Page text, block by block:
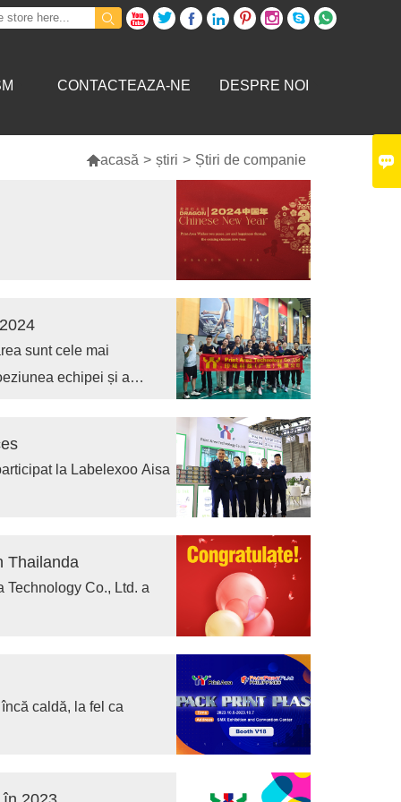
       

CONTACTEAZA-NE DESPRE NOI
acasă > știri > Știri de companie
sunt cele mai
echipei și a
la Labelexoo Aisa
Thailanda
Technology Co., Ltd. a
caldă, la fel ca
